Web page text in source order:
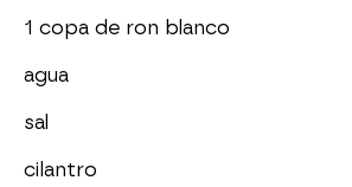
1 copa de ron blanco
agua
sal
cilantro